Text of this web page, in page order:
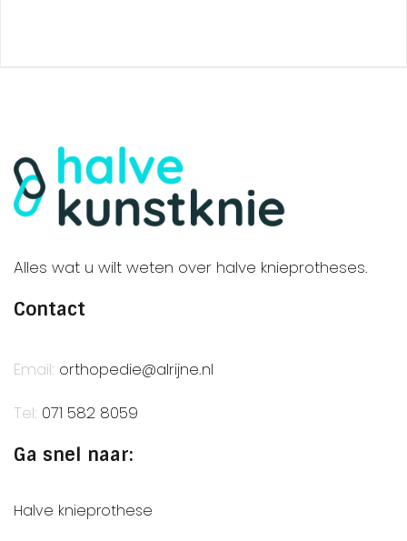
Alles wat u wilt weten over halve knieprotheses.
Contact
Email: orthopedie@alrijne.nl
Tel: 071 582 8059
Ga snel naar:
Halve knieprothese